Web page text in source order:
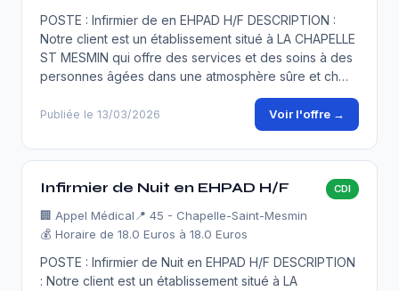
POSTE : Infirmier de en EHPAD H/F DESCRIPTION :
Notre client est un établissement situé à LA CHAPELLE
ST MESMIN qui offre des services et des soins à des
personnes âgées dans une atmosphère sûre et ch…
Publiée le 13/03/2026 Voir l'offre →
Infirmier de Nuit en EHPAD H/F CDI
🏢 Appel Médical 📍 45 - Chapelle-Saint-Mesmin
💰 Horaire de 18.0 Euros à 18.0 Euros
POSTE : Infirmier de Nuit en EHPAD H/F DESCRIPTION
: Notre client est un établissement situé à LA